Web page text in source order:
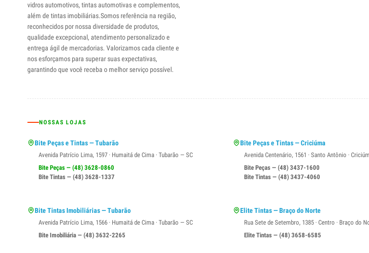
vidros automotivos, tintas automotivas e complementos,
além de tintas imobiliárias.Somos referência na região,
reconhecidos por nossa diversidade de produtos,
qualidade excepcional, atendimento personalizado e
entrega ágil de mercadorias. Valorizamos cada cliente e
nos esforçamos para superar suas expectativas,
garantindo que você receba o melhor serviço possível.
NOSSAS LOJAS
Bite Peças e Tintas — Tubarão
Avenida Patrício Lima, 1597 · Humaitá de Cima · Tubarão — SC
Bite Peças — (48) 3628-0860
Bite Tintas — (48) 3628-1337
Bite Peças e Tintas — Criciúma
Avenida Centenário, 1561 · Santo Antônio ·
Bite Peças — (48) 3437-1600
Bite Tintas — (48) 3437-4060
Bite Tintas Imobiliárias — Tubarão
Avenida Patrício Lima, 1566 · Humaitá de Cima · Tubarão — SC
Bite Imobiliária — (48) 3632-2265
Elite Tintas — Braço do Norte
Rua Sete de Setembro, 1385 · Centro · Braço do
Elite Tintas — (48) 3658-6585